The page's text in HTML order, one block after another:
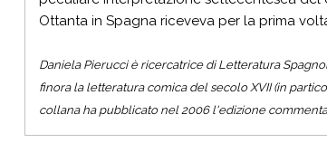
Ottanta in Spagna riceveva per la prima
Daniela Pierucci è ricercatrice di Letteratura
finora la letteratura comica del secolo XVII (in
collana ha pubblicato nel 2006 l'edizione